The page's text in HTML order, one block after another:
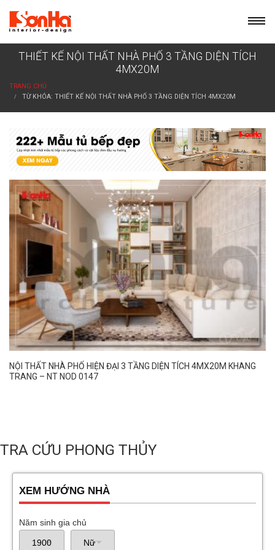
content
THIẾT KẾ NỘI THẤT NHÀ PHỐ 3 TẦNG DIỆN TÍCH
4MX20M
TRANG CHỦ
TỪ KHÓA: THIẾT KẾ NỘI THẤT NHÀ PHỐ 3 TẦNG DIỆN TÍCH 4MX20M
NỘI THẤT NHÀ PHỐ HIỆN ĐẠI 3 TẦNG DIỆN TÍCH 4MX20M KHANG
TRANG – NT NOD 0147
TRA CỨU PHONG THỦY
XEM HƯỚNG NHÀ
Năm sinh gia chủ